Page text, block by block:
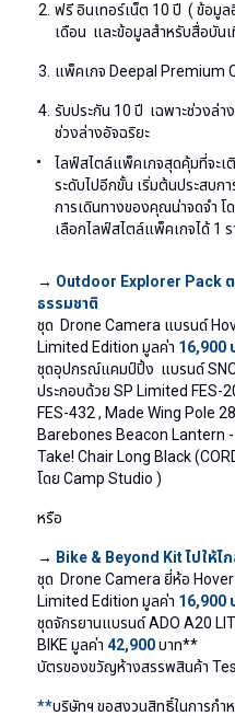
ฟรี อินเทอร์เน็ต 10 ปี ( ข้อมูล
เดือน และข้อมูลสำหรับสื่อบัน
แพ็คเกจ Deepal Premium
รับประกัน 10 ปี เฉพาะช่วงล่
ช่วงล่างอัจฉริยะ
ไลฟ์สไตล์แพ็คเกจสุดคุ้มที่จะเ
ระดับไปอีกขั้น เริ่มต้นประสบ
การเดินทางของคุณน่าจดจำ โ
เลือกไลฟ์สไตล์แพ็คเกจได้ 1
→ Outdoor Explorer Pack
ธรรมชาติ
ชุด Drone Camera แบรนด์
Limited Edition มูลค่า 16,900
ชุดอุปกรณ์แคมป์ปิ้ง แบรนด์
ประกอบด้วย SP Limited FES-
FES-432 , Made Wing Pole
Barebones Beacon Lantern
Take! Chair Long Black
โดย Camp Studio )
หรือ
→ Bike & Beyond Kitไปให้ไ
ชุด Drone Camera ยี่ห้อ
Limited Edition มูลค่า 16,900
ชุดจักรยานแบรนด์ADO A20
BIKE มูลค่า 42,900บาท**
บัตรของขวัญห้างสรรพสินค้า
**บริษัทฯ ขอสงวนสิทธิ์ในการกำ